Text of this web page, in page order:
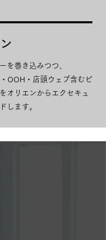
を巻き込みつつ、
OOH・店頭ウェブ含むビ
オリエンからエクセキュ
します。